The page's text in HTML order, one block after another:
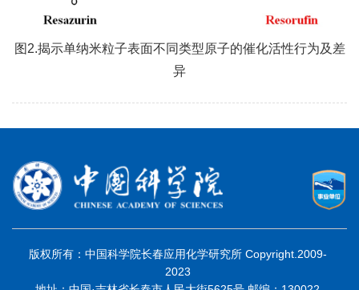
图2.揭示单纳米粒子表面不同类型原子的催化活性行为及差
异
版权所有：中国科学院长春应用化学研究所 Copyright.2009-
2023